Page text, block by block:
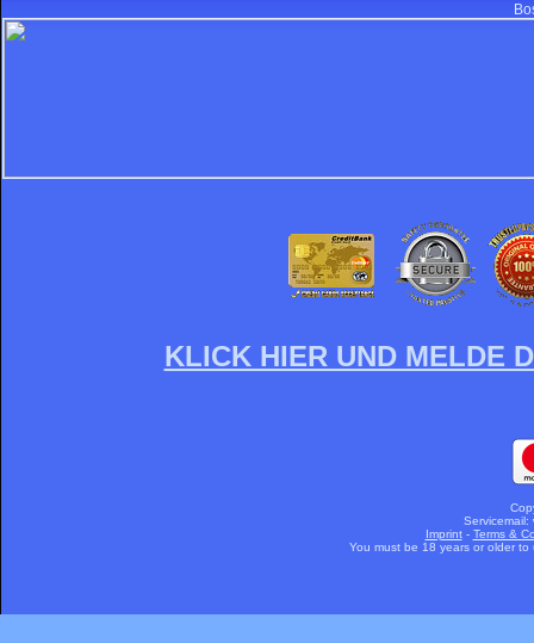
KLICK HIER UND MELDE
Servicemail:
Imprint- Terms &
You must be 18 years or older